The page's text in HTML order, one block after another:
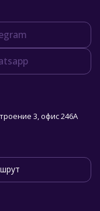
3, офис 246А